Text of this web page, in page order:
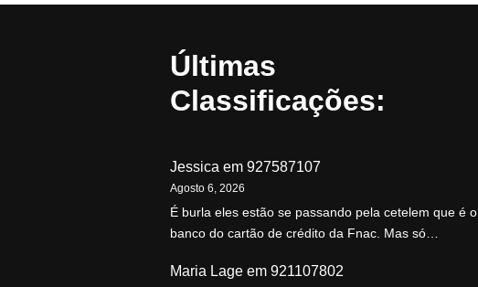
Últimas
Classificações:
Jessica em 927587107
Agosto 6, 2026
É burla eles estão se passando pela cetelem que é o
banco do cartão de crédito da Fnac. Mas só…
Maria Lage em 921107802